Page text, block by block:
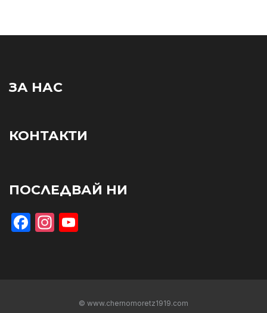
ЗА НАС
КОНТАКТИ
ПОСЛЕДВАЙ НИ
Facebook
Instagram
© www.chernomoretz1919.com